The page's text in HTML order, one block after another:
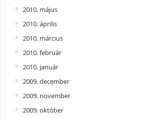
2010. május
2010. április
2010. március
2010. február
2010. január
2009. december
2009. november
2009. október